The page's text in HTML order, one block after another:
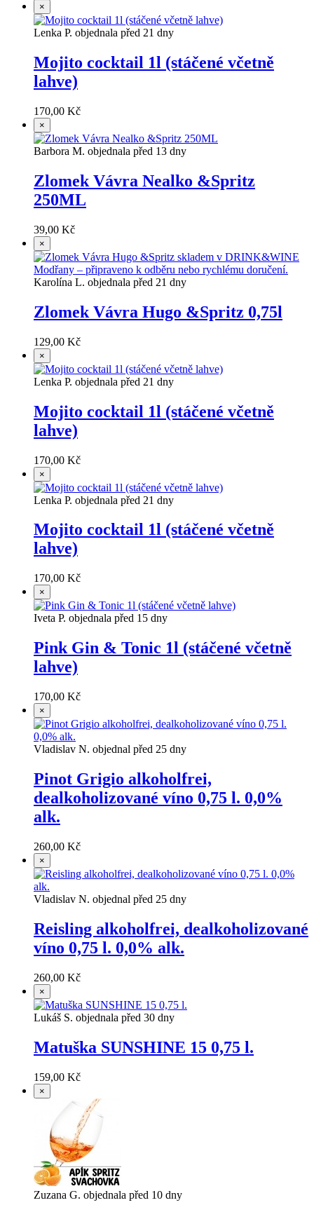
×
Lenka P. objednala před 21 dny
Mojito cocktail 1l (stáčené včetně
lahve)
170,00 Kč
×
Barbora M. objednala před 13 dny
Zlomek Vávra Nealko &Spritz
250ML
39,00 Kč
×
Karolína L. objednala před 21 dny
Zlomek Vávra Hugo &Spritz 0,75l
129,00 Kč
×
Lenka P. objednala před 21 dny
Mojito cocktail 1l (stáčené včetně
lahve)
170,00 Kč
×
Lenka P. objednala před 21 dny
Mojito cocktail 1l (stáčené včetně
lahve)
170,00 Kč
×
Iveta P. objednala před 15 dny
Pink Gin & Tonic 1l (stáčené včetně
lahve)
170,00 Kč
×
Vladislav N. objednal před 25 dny
Pinot Grigio alkoholfrei,
dealkoholizované víno 0,75 l. 0,0%
alk.
260,00 Kč
×
Vladislav N. objednal před 25 dny
Reisling alkoholfrei, dealkoholizované
víno 0,75 l. 0,0% alk.
260,00 Kč
×
Lukáš S. objednala před 30 dny
Matuška SUNSHINE 15 0,75 l.
159,00 Kč
×
Zuzana G. objednala před 10 dny